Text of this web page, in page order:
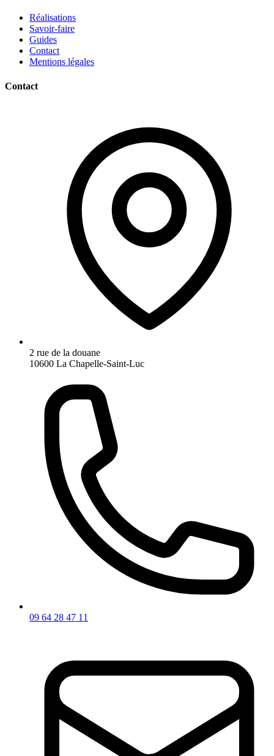
Réalisations
Savoir-faire
Guides
Contact
Mentions légales
Contact
2 rue de la douane
10600 La Chapelle-Saint-Luc
09 64 28 47 11